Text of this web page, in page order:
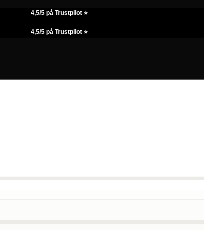
4,5/5 på Trustpilot ⭐
4,5/5 på Trustpilot ⭐